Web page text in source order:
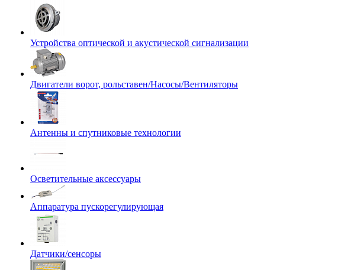
Устройства оптической и акустической сигнализации
Двигатели ворот, рольставен/Насосы/Вентиляторы
Антенны и спутниковые технологии
Осветительные аксессуары
Аппаратура пускорегулирующая
Датчики/сенсоры